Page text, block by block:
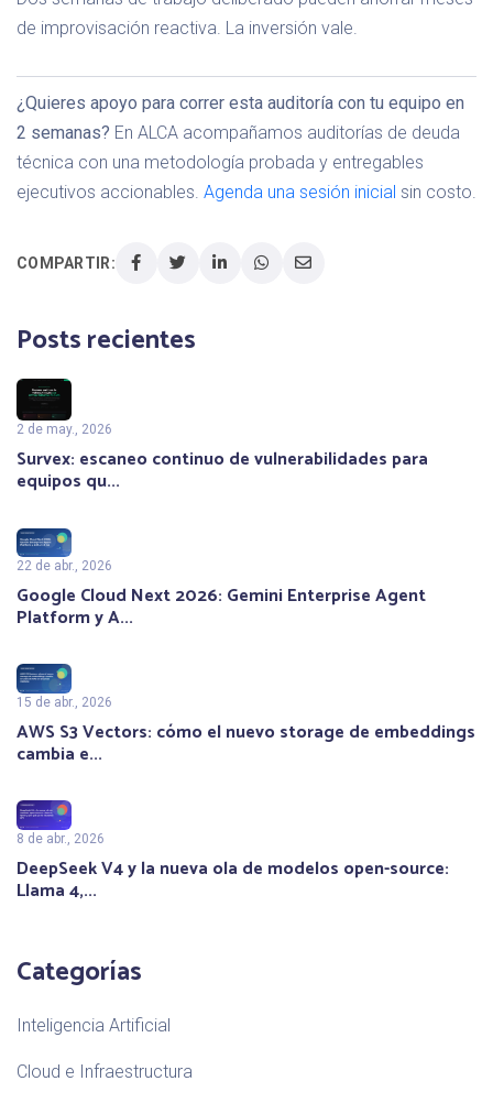
de improvisación reactiva. La inversión vale.
¿Quieres apoyo para correr esta auditoría con tu equipo en
2 semanas? En ALCA acompañamos auditorías de deuda
técnica con una metodología probada y entregables
ejecutivos accionables. Agenda una sesión inicial sin costo.
COMPARTIR:
Posts recientes
2 de may., 2026
Survex: escaneo continuo de vulnerabilidades para
equipos qu...
22 de abr., 2026
Google Cloud Next 2026: Gemini Enterprise Agent
Platform y A...
15 de abr., 2026
AWS S3 Vectors: cómo el nuevo storage de embeddings
cambia e...
8 de abr., 2026
DeepSeek V4 y la nueva ola de modelos open-source:
Llama 4,...
Categorías
Inteligencia Artificial
Cloud e Infraestructura